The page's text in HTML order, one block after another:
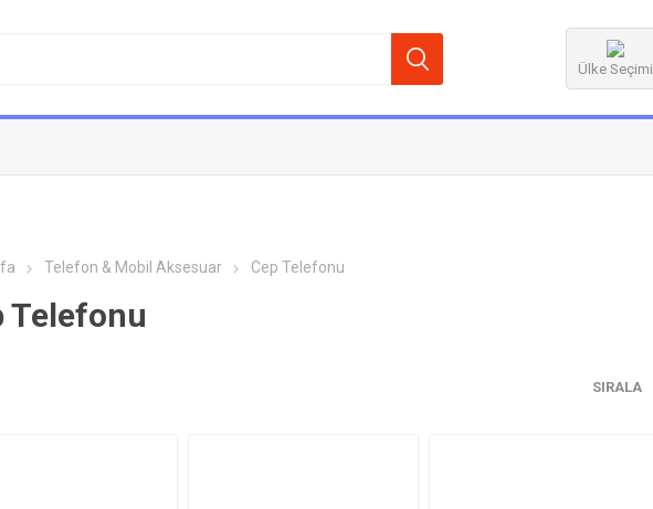
Ülke Seçimi
Telefon & Mobil Aksesuar Cep Telefonu
Telefonu
SIRALA